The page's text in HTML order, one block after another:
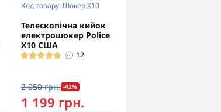
Код товару: Шокер Х10
Телескопічна кийок
електрошокер Police
X10 США
12
2 050 грн. -42%
1 199 грн.